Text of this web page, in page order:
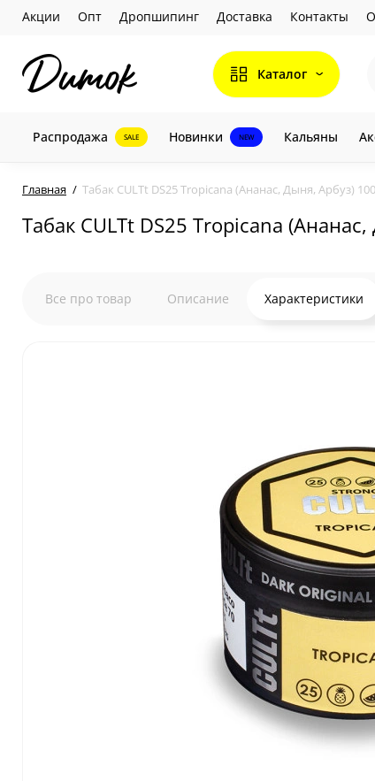
Акции Опт Дропшипинг Доставка Контакты
Каталог
Распродажа SALE Новинки NEW Кальяны
Главная Табак CULTt DS25 Tropicana (Ананас, Дыня, Арбуз)
Табак CULTt DS25 Tropicana
Все про товар Описание Характеристики